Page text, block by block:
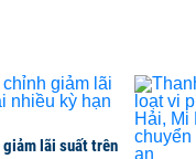
vấn đề nộp thuế
thẳng địa chính trị
giảm lãi suất trên